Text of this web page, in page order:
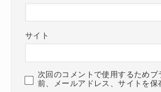
サイト
次回のコメントで使用するためブ
前、メールアドレス、サイトを保